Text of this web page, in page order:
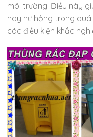
môi trường. Điều này
hay hư hỏng trong
các điều kiện khắc